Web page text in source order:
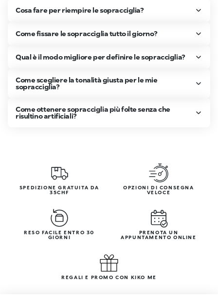
Cosa fare per riempire le sopracciglia?
Come fissare le sopracciglia tutto il giorno?
Qual è il modo migliore per definire le sopracciglia?
Come scegliere la tonalità giusta per le mie
sopracciglia?
Come ottenere sopracciglia più folte senza che
risultino artificiali?
SPEDIZIONE GRATUITA DA
35CHF
OPZIONI DI CONSEGNA
VELOCE
RESO FACILE ENTRO 30
GIORNI
PRENOTA UN
APPUNTAMENTO ONLINE
REGALI E PROMO CON KIKO ME